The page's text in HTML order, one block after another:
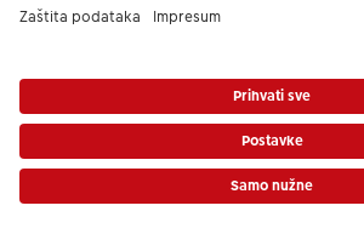
Poštovani, novi broj CEWE službe za korisnike je
Nazovite nas od ponedjeljka do petka od 8:00 -
državnih praznika). Hvala.